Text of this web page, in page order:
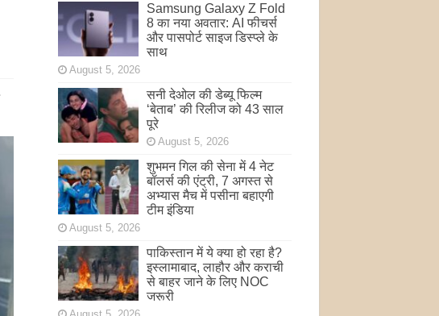
Samsung Galaxy Z Fold
8 का नया अवतार: AI फीचर्स
और पासपोर्ट साइज डिस्प्ले के
साथ
August 5, 2026
सनी देओल की डेब्यू फिल्म
‘बेताब’ की रिलीज को 43 साल
पूरे
August 5, 2026
शुभमन गिल की सेना में 4 नेट
बॉलर्स की एंट्री, 7 अगस्त से
अभ्यास मैच में पसीना बहाएगी
टीम इंडिया
August 5, 2026
पाकिस्तान में ये क्या हो रहा है?
इस्लामाबाद, लाहौर और कराची
से बाहर जाने के लिए NOC
जरूरी